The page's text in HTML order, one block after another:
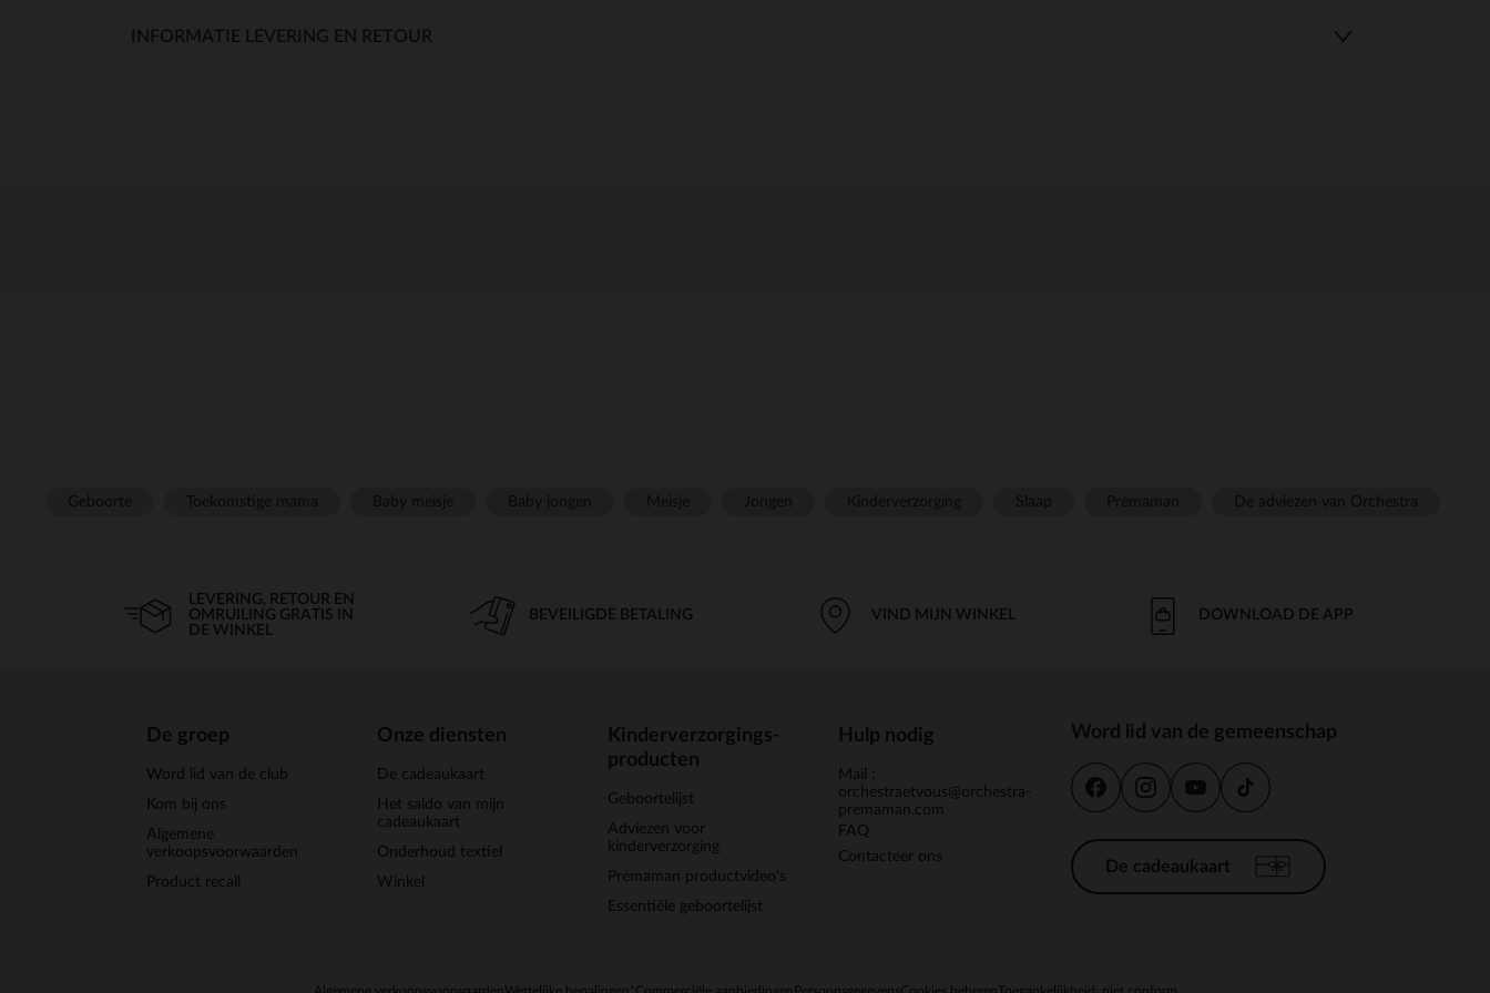
INFORMATIE LEVERING EN RETOUR
LEVERING, RETOUR EN
OMRUILING GRATIS IN
DE WINKEL
BEVEILIGDE BETALING VIND MIJN WINKEL DOWNLOAD DE APP
De groep
Word lid van de club
Kom bij ons
Algemene
verkoopsvoorwaarden
Product recall
Onze diensten
De cadeaukaart
Het saldo van mijn
cadeaukaart
Onderhoud textiel
Winkel
Kinderverzorgings-
producten
Geboortelijst
Adviezen voor
kinderverzorging
Prémaman productvideo's
Essentiële geboortelijst
Hulp nodig
Mail :
orchestraetvous@orchestra-
premaman.com
FAQ
Contacteer ons
Word lid van de gemeenschap
De cadeaukaart